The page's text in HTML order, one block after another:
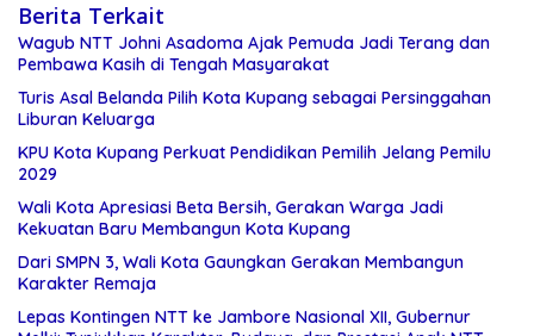
Berita Terkait
Wagub NTT Johni Asadoma Ajak Pemuda Jadi Terang dan
Pembawa Kasih di Tengah Masyarakat
Turis Asal Belanda Pilih Kota Kupang sebagai Persinggahan
Liburan Keluarga
KPU Kota Kupang Perkuat Pendidikan Pemilih Jelang Pemilu
2029
Wali Kota Apresiasi Beta Bersih, Gerakan Warga Jadi
Kekuatan Baru Membangun Kota Kupang
Dari SMPN 3, Wali Kota Gaungkan Gerakan Membangun
Karakter Remaja
Lepas Kontingen NTT ke Jambore Nasional XII, Gubernur